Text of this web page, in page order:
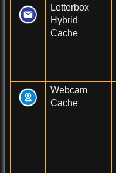
Letterbox
Hybrid
Cache
Webcam
Cache